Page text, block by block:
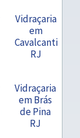
Vidraçaria
em
Cavalcanti
RJ
Vidraçaria
em Brás
de Pina
RJ